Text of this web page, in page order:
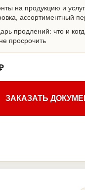
на продукцию и
ассортиментный
продлений: что и
просрочить
ЗАКАЗАТЬ